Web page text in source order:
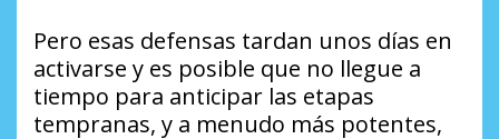
Pero esas defensas tardan unos días en
activarse y es posible que no llegue a
tiempo para anticipar las etapas
tempranas, y a menudo más potentes,